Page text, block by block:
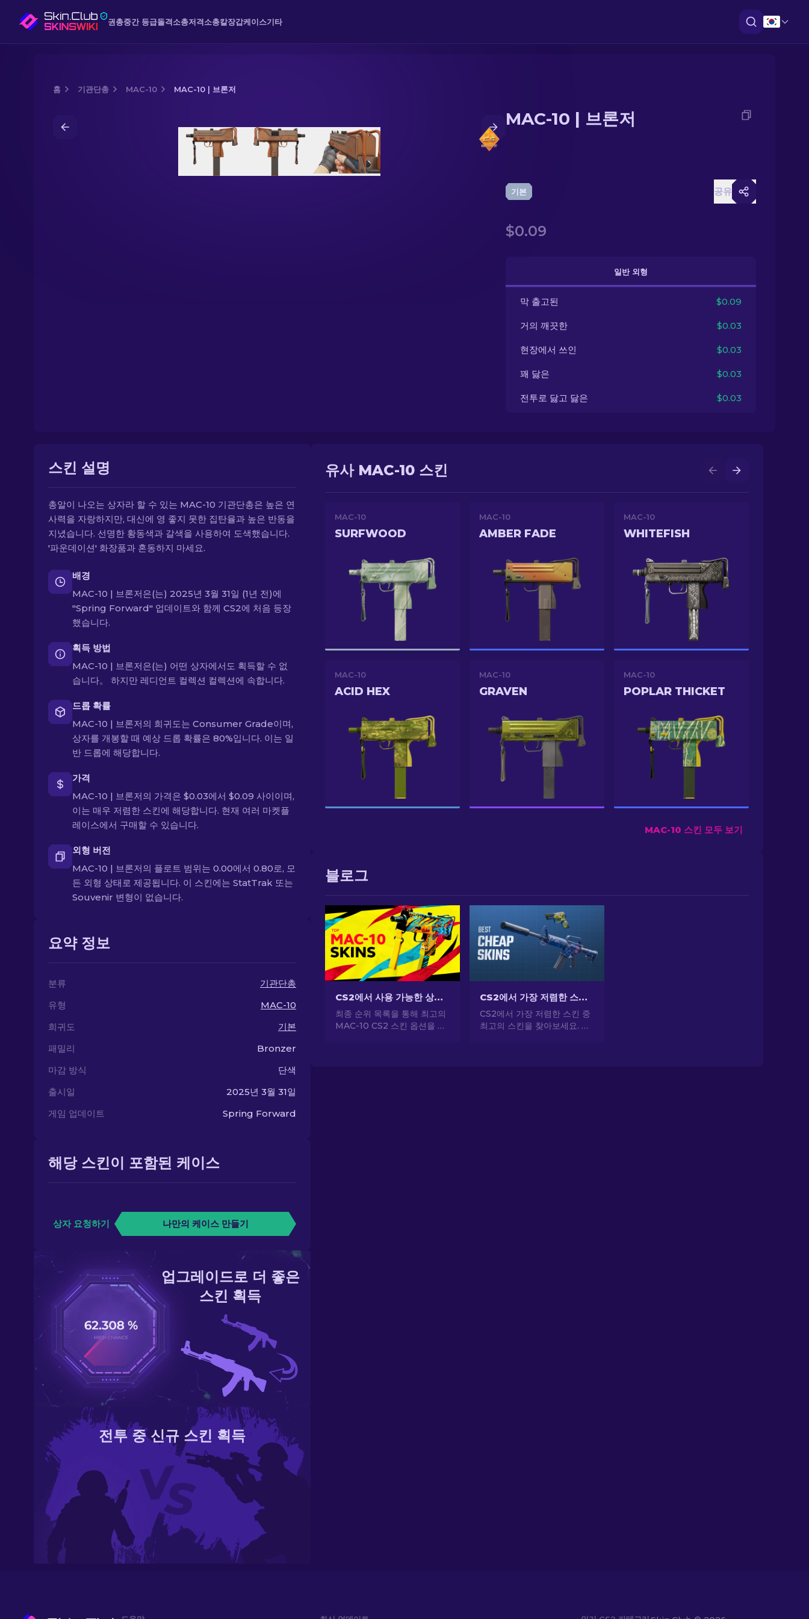
권총중간 등급돌격소총저격소총칼장갑케이스기타
홈 기관단총 MAC-10 MAC-10 | 브론저
MAC-10 | 브론저
MAC-10 | 브론저
기본 공유
$0.09
일반 외형
막 출고된 $0.09
거의 깨끗한 $0.03
현장에서 쓰인 $0.03
꽤 닳은 $0.03
전투로 닳고 닳은 $0.03
스킨 설명
총알이 나오는 상자라 할 수 있는 MAC-10 기관단총은 높은 연
사력을 자랑하지만, 대신에 영 좋지 못한 집탄율과 높은 반동을
지녔습니다. 선명한 황동색과 갈색을 사용하여 도색했습니다.
'파운데이션' 화장품과 혼동하지 마세요.
배경
MAC-10 | 브론저은(는) 2025년 3월 31일 (1년 전)에
"Spring Forward" 업데이트와 함께 CS2에 처음 등장
했습니다.
획득 방법
MAC-10 | 브론저은(는) 어떤 상자에서도 획득할 수 없
습니다。 하지만 레디언트 컬렉션 컬렉션에 속합니다.
드롭 확률
MAC-10 | 브론저의 희귀도는 Consumer Grade이며,
상자를 개봉할 때 예상 드롭 확률은 80%입니다. 이는 일
반 드롭에 해당합니다.
가격
MAC-10 | 브론저의 가격은 $0.03에서 $0.09 사이이며,
이는 매우 저렴한 스킨에 해당합니다. 현재 여러 마켓플
레이스에서 구매할 수 있습니다.
외형 버전
MAC-10 | 브론저의 플로트 범위는 0.00에서 0.80로, 모
든 외형 상태로 제공됩니다. 이 스킨에는 StatTrak 또는
Souvenir 변형이 없습니다.
요약 정보
분류
기관단총
유형
MAC-10
희귀도
기본
패밀리
Bronzer
마감 방식
단색
출시일
2025년 3월 31일
게임 업데이트
Spring Forward
해당 스킨이 포함된 케이스
상자 요청하기 나만의 케이스 만들기
업그레이드로 더 좋은
스킨 획득
전투 중 신규 스킨 획득
유사 MAC-10 스킨
MAC-10
SURFWOOD
MAC-10
AMBER FADE
MAC-10
WHITEFISH
MAC-10
ACID HEX
MAC-10
GRAVEN
MAC-10
POPLAR THICKET
MAC-10 스킨 모두 보기
블로그
CS2에서 사용 가능한 상위 MAC-10 스킨: 순위 목록 [2026]
최종 순위 목록을 통해 최고의
MAC-10 CS2 스킨 옵션을 확
CS2에서 가장 저렴한 스킨 [2026]
CS2에서 가장 저렴한 스킨 중
최고의 스킨을 찾아보세요. 전